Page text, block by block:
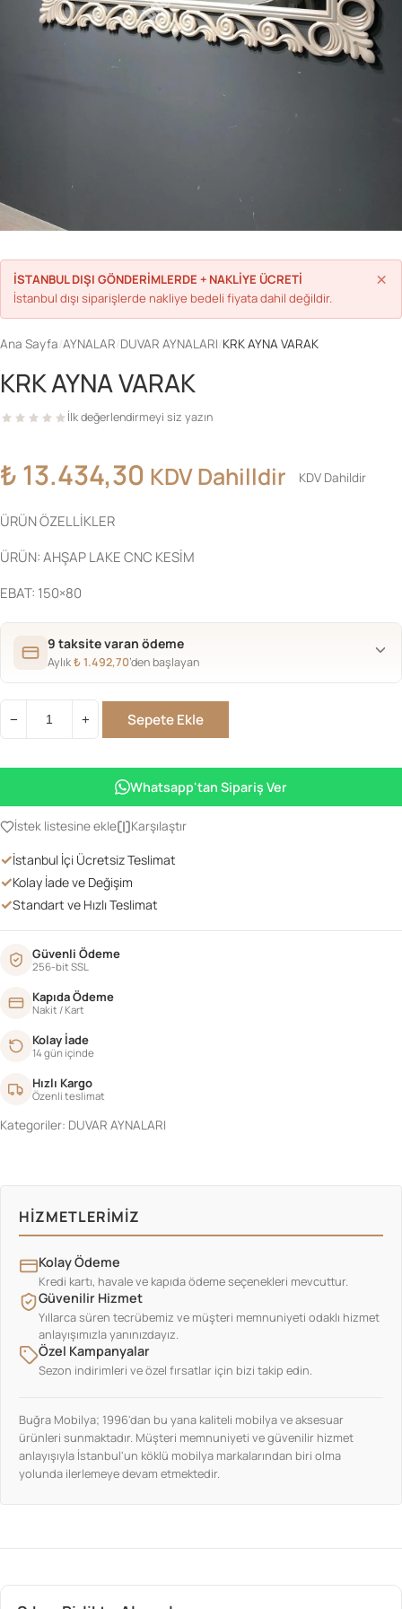
Parolanızı mı unuttunuz?
İSTANBUL DIŞI GÖNDERİMLERDE + NAKLİYE ÜCRETİ
İstanbul dışı siparişlerde nakliye bedeli fiyata dahil değildir.
×
Ana Sayfa AYNALAR DUVAR AYNALARI KRK AYNA VARAK
KRK AYNA VARAK
İlk değerlendirmeyi siz yazın
₺13.434,30 KDV Dahilldir KDV Dahildir
ÜRÜN ÖZELLİKLER
ÜRÜN: AHŞAP LAKE CNC KESİM
EBAT: 150×80
9 taksite varan ödeme
Aylık₺1.492,70’den başlayan
−
VARAK
+ Sepete Ekle
Whatsapp'tan Sipariş Ver
İstek listesine ekle Karşılaştır
✓İstanbul İçi Ücretsiz Teslimat
✓Kolay İade ve Değişim
✓Standart ve Hızlı Teslimat
Güvenli Ödeme
256-bit SSL
Kapıda Ödeme
Nakit / Kart
Kolay İade
14 gün içinde
Hızlı Kargo
Özenli teslimat
Kategoriler: DUVAR AYNALARI
HIZMETLERIMIZ
Kolay Ödeme
Kredi kartı, havale ve kapıda ödeme seçenekleri mevcuttur.
Güvenilir Hizmet
Yıllarca süren tecrübemiz ve müşteri memnuniyeti odaklı hizmet
anlayışımızla yanınızdayız.
Özel Kampanyalar
Sezon indirimleri ve özel fırsatlar için bizi takip edin.
Buğra Mobilya; 1996'dan bu yana kaliteli mobilya ve aksesuar
ürünleri sunmaktadır. Müşteri memnuniyeti ve güvenilir hizmet
anlayışıyla İstanbul'un köklü mobilya markalarından biri olma
yolunda ilerlemeye devam etmektedir.